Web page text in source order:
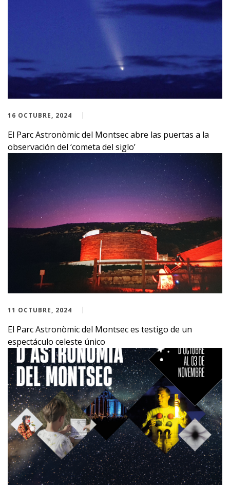
16 OCTUBRE, 2024
El Parc Astronòmic del Montsec abre las puertas a la
observación del ‘cometa del siglo’
11 OCTUBRE, 2024
El Parc Astronòmic del Montsec es testigo de un
espectáculo celeste único